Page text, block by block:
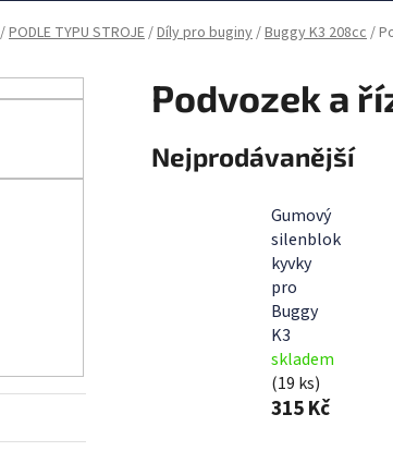
/PODLE TYPU STROJE/Díly pro buginy/Buggy K3 208cc/
Podvozek a
Nejprodávanější
Gumový
silenblok
kyvky
pro
Buggy
K3
skladem
(19 ks)
315 Kč